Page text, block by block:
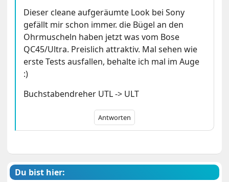
Dieser cleane aufgeräumte Look bei Sony
gefällt mir schon immer. die Bügel an den
Ohrmuscheln haben jetzt was vom Bose
QC45/Ultra. Preislich attraktiv. Mal sehen wie
erste Tests ausfallen, behalte ich mal im Auge
:)
Buchstabendreher UTL -> ULT
Antworten
Du bist hier: